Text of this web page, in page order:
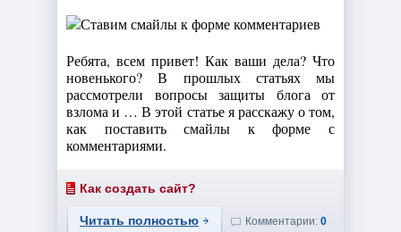
Ребята, всем привет! Как ваши дела? Что
новенького? В прошлых статьях мы
рассмотрели вопросы защиты блога от
взлома и … В этой статье я расскажу о том,
как поставить смайлы к форме с
комментариями.
Как создать сайт?
Читать полностью Комментарии: 0